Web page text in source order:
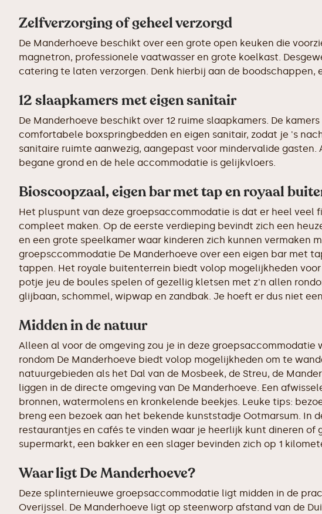
Zelfverzorging of geheel verzorgd
De Manderhoeve beschikt over een grote open keuken die
magnetron, professionele vaatwasser en grote koelkast.
catering te laten verzorgen. Denk hierbij aan de boodschappen,
12 slaapkamers met eigen sanitair
De Manderhoeve beschikt over 12 ruime slaapkamers. De
comfortabele boxspringbedden en eigen sanitair, zodat je 's
sanitaire ruimte aanwezig, aangepast voor mindervalide
begane grond en de hele accommodatie is gelijkvloers.
Bioscoopzaal, eigen bar met tap en royaal
Het pluspunt van deze groepsaccommodatie is dat er heel veel
compleet maken. Op de eerste verdieping bevindt zich een
en een grote speelkamer waar kinderen zich kunnen vermaken
groepsccommodatie De Manderhoeve over een eigen bar met
tappen. Het royale buitenterrein biedt volop mogelijkheden
potje jeu de boules spelen of gezellig kletsen met z'n allen
glijbaan, schommel, wipwap en zandbak. Je hoeft er dus niet
Midden in de natuur
Alleen al voor de omgeving zou je in deze
rondom De Manderhoeve biedt volop mogelijkheden om te
natuurgebieden als het Dal van de Mosbeek, de Streu, de
liggen in de directe omgeving van De Manderhoeve. Een
bronnen, watermolens en kronkelende beekjes. Leuke tips:
breng een bezoek aan het bekende kunststadje Ootmarsum. In
restaurantjes en cafés te vinden waar je heerlijk kunt dineren of
supermarkt, een bakker en een slager bevinden zich op 1
Waar ligt De Manderhoeve?
Deze splinternieuwe groepsaccommodatie ligt midden in de
Overijssel. De Manderhoeve ligt op steenworp afstand van de